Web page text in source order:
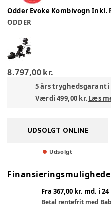
Odder Evoke Kombivogn Inkl.
ODDER
8.797,00 kr.
5 års tryghedsgaranti
Værdi 499,00 kr.Læs
UDSOLGT ONLINE
Udsolgt
Fra 367,00 kr. md. i
Betal rentefrit med